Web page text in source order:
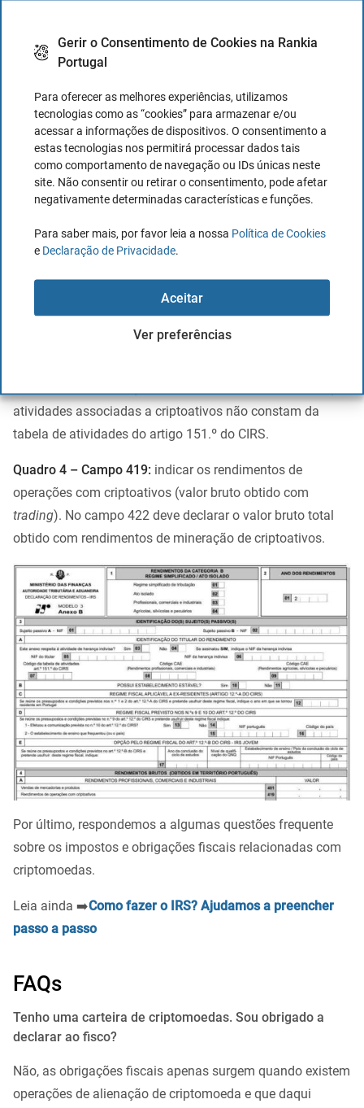
Gerir o Consentimento de Cookies na Rankia
Portugal
Para oferecer as melhores experiências, utilizamos
tecnologias como as “cookies” para armazenar e/ou
acessar a informações de dispositivos. O consentimento a
estas tecnologias nos permitirá processar dados tais
como comportamento de navegação ou IDs únicas neste
site. Não consentir ou retirar o consentimento, pode afetar
negativamente determinadas características e funções.
Para saber mais, por favor leia a nossa Política de Cookies
e Declaração de Privacidade.
Aceitar
Ver preferências
foram sujeitos a retenção na fonte irão ser tributados à
taxa de 28%, a menos que se opte pelo englobamento.
Rendimentos empresariais e
profissionais – Anexo B
À semelhança de outros rendimentos de categoria B
(trabalho independente),deverão ser preenchidos os
Quadro 3 – Código de atividade que corresponde ao que
atividades associadas a criptoativos não constam da
tabela de atividades do artigo 151.º do CIRS.
Quadro 4 – Campo 419: indicar os rendimentos de
operações com criptoativos (valor bruto obtido com
trading). No campo 422 deve declarar o valor bruto total
obtido com rendimentos de mineração de criptoativos.
Por último, respondemos a algumas questões frequente
sobre os impostos e obrigações fiscais relacionadas com
criptomoedas.
Leia ainda ➡️Como fazer o IRS? Ajudamos a preencher
passo a passo
FAQs
Tenho uma carteira de criptomoedas. Sou obrigado a
declarar ao fisco?
Não, as obrigações fiscais apenas surgem quando existem
operações de alienação de criptomoeda e que daqui